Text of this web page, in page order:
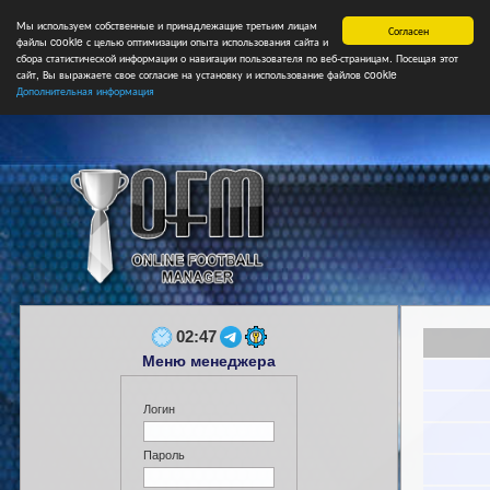
Согласен
Мы используем собственные и принадлежащие третьим лицам
файлы cookie с целью оптимизации опыта использования сайта и
сбора статистической информации о навигации пользователя по веб-страницам. Посещая этот
сайт, Вы выражаете свое согласие на установку и использование файлов cookie
Дополнительная информация
Главная Форум Турниры Сборные НФ Свободные
02:47
Меню менеджера
Логин
Пароль